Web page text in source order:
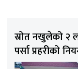
स्रोत नखुलेको २
पर्सा प्रहरीको